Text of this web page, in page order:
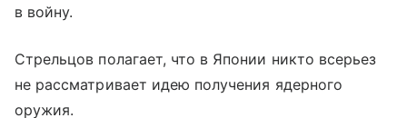
в войну.
Стрельцов полагает, что в Японии никто всерьез
не рассматривает идею получения ядерного
оружия.